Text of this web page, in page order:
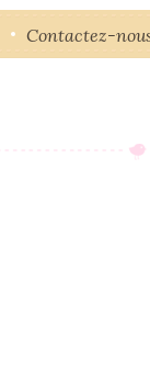
Contactez-